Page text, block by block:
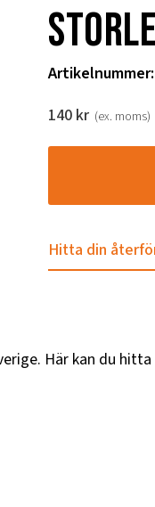
Artikelnummer:
140 kr (ex. moms)
Hitta din
Här kan du